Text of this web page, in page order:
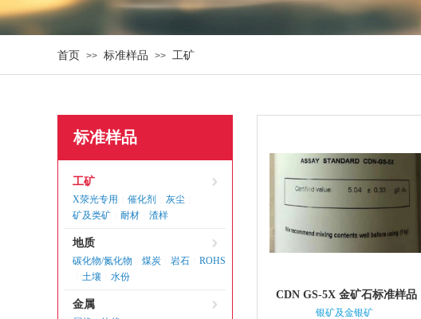
首页 >> 标准样品 >> 工矿
CDN GS-5X 金矿石标准样品
银矿及金银矿
标准样品
工矿
X荥光专用 催化剂 灰尘
矿及类矿 耐材 渣样
地质
碳化物/氮化物 煤炭 岩石 ROHS
土壤 水份
金属